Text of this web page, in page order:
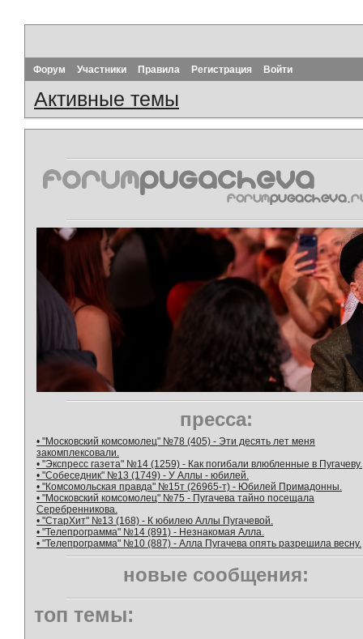
Форум Участники Правила Регистрация Войти
Активные темы
пресса:
• "Московский комсомолец" №78 (405) - Эти десять лет меня
закомплексовали.
• "Экспресс газета" №14 (1259) - Как погибали влюбленные в Пугачеву.
• "Собеседник" №13 (1749) - У Аллы - юбилей.
• "Комсомольская правда" №15т (26965-т) - Юбилей Примадонны.
• "Московский комсомолец" №75 - Пугачева тайно посещала
Серебренникова.
• "СтарХит" №13 (168) - К юбилею Аллы Пугачевой.
• "Телепрограмма" №14 (891) - Незнакомая Алла.
• "Телепрограмма" №10 (887) - Алла Пугачева опять разрешила весну.
новые сообщения:
топ темы: